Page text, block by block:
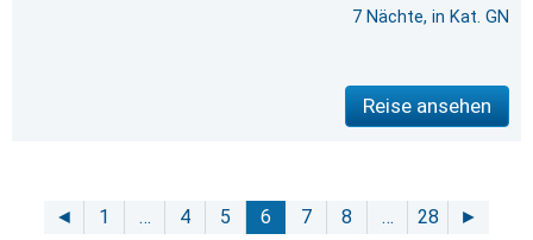
7 Nächte, in Kat. GN
Reise ansehen
◄ 1 … 4 5 6 7 8 … 28 ►